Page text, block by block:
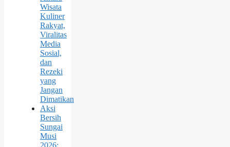
Wisata
Kuliner
Rakyat,
Viralitas
Media
Sosial,
dan
Rezeki
yang
Jangan
Dimatikan
Aksi
Bersih
Sungai
Musi
2026: